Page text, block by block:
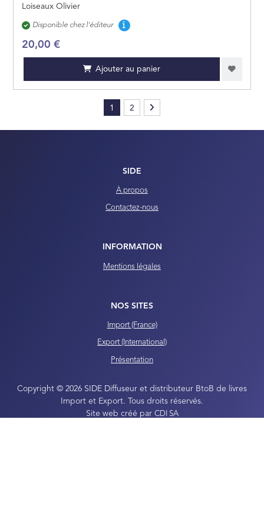
Loiseaux Olivier
Disponibilité
Disponible chez l'éditeur
20,00 €
Ajouter au panier
1 2
SIDE
À propos
Contactez-nous
INFORMATION
Mentions légales
NOS SITES
Import (France)
Export (International)
Présentation
Copyright © 2026 SIDE Diffuseur et distributeur BtoB de livres
Import et Export. Tous droits réservés.
Site web créé par CDI SA